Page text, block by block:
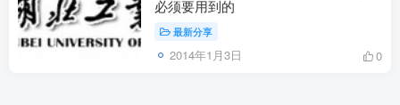
必须要用到的
最新分享
2014年1月3日 0